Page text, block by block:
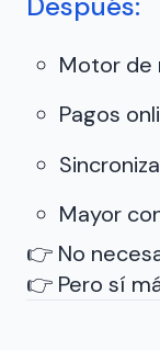
Motor de
Pagos
Mayor
👉 No
👉 Pero sí